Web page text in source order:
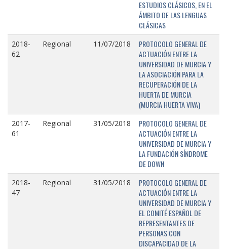
ESTUDIOS CLÁSICOS, EN EL
ÁMBITO DE LAS LENGUAS
CLÁSICAS
2018-
62
Regional 11/07/2018
PROTOCOLO GENERAL DE
ACTUACIÓN ENTRE LA
UNIVERSIDAD DE MURCIA Y
LA ASOCIACIÓN PARA LA
RECUPERACIÓN DE LA
HUERTA DE MURCIA
(MURCIA HUERTA VIVA)
2017-
61
Regional 31/05/2018
PROTOCOLO GENERAL DE
ACTUACIÓN ENTRE LA
UNIVERSIDAD DE MURCIA Y
LA FUNDACIÓN SÍNDROME
DE DOWN
2018-
47
Regional 31/05/2018
PROTOCOLO GENERAL DE
ACTUACIÓN ENTRE LA
UNIVERSIDAD DE MURCIA Y
EL COMITÉ ESPAÑOL DE
REPRESENTANTES DE
PERSONAS CON
DISCAPACIDAD DE LA